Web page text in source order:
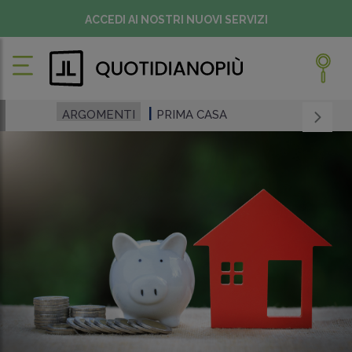
ACCEDI AI NOSTRI NUOVI SERVIZI
ARGOMENTI PRIMA CASA